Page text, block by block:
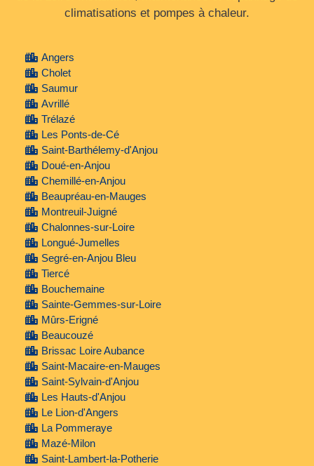
climatisations et pompes à chaleur.
Angers
Cholet
Saumur
Avrillé
Trélazé
Les Ponts-de-Cé
Saint-Barthélemy-d'Anjou
Doué-en-Anjou
Chemillé-en-Anjou
Beaupréau-en-Mauges
Montreuil-Juigné
Chalonnes-sur-Loire
Longué-Jumelles
Segré-en-Anjou Bleu
Tiercé
Bouchemaine
Sainte-Gemmes-sur-Loire
Mûrs-Erigné
Beaucouzé
Brissac Loire Aubance
Saint-Macaire-en-Mauges
Saint-Sylvain-d'Anjou
Les Hauts-d'Anjou
Le Lion-d'Angers
La Pommeraye
Mazé-Milon
Saint-Lambert-la-Potherie